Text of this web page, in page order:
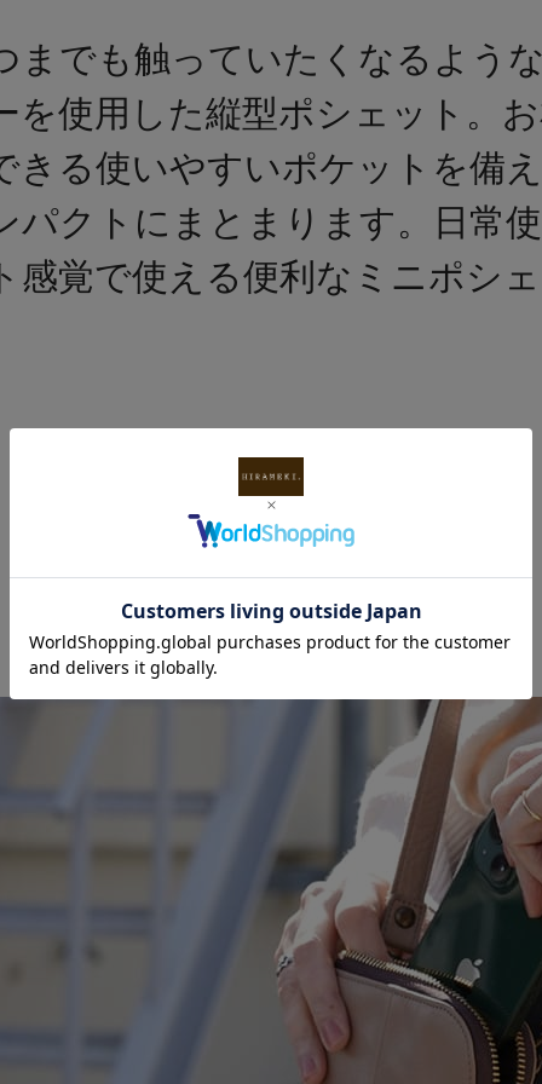
までも触っていたくなるよう
を使用した縦型ポシェット。
きる使いやすいポケットを備
パクトにまとまります。日常
感覚で使える便利なミニポシ